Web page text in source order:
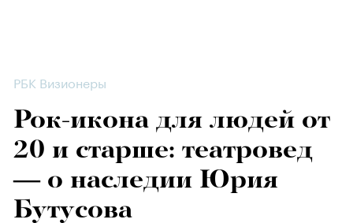
РБК Визионеры
Рок-икона для людей от
20 и старше: театровед
— о наследии Юрия
Бутусова